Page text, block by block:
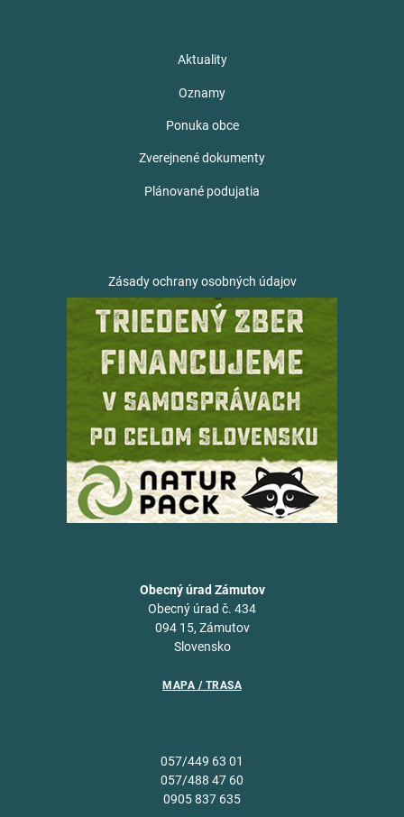
Aktuality
Oznamy
Ponuka obce
Zverejnené dokumenty
Plánované podujatia
Zásady ochrany osobných údajov
Obecný úrad Zámutov
Obecný úrad č. 434
094 15, Zámutov
Slovensko
MAPA / TRASA
057/449 63 01
057/488 47 60
0905 837 635